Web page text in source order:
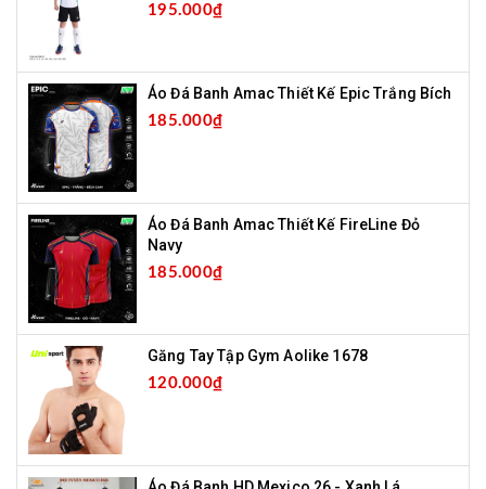
195.000₫
Áo Đá Banh Amac Thiết Kế Epic Trắng Bích
185.000₫
Áo Đá Banh Amac Thiết Kế FireLine Đỏ
Navy
185.000₫
Găng Tay Tập Gym Aolike 1678
120.000₫